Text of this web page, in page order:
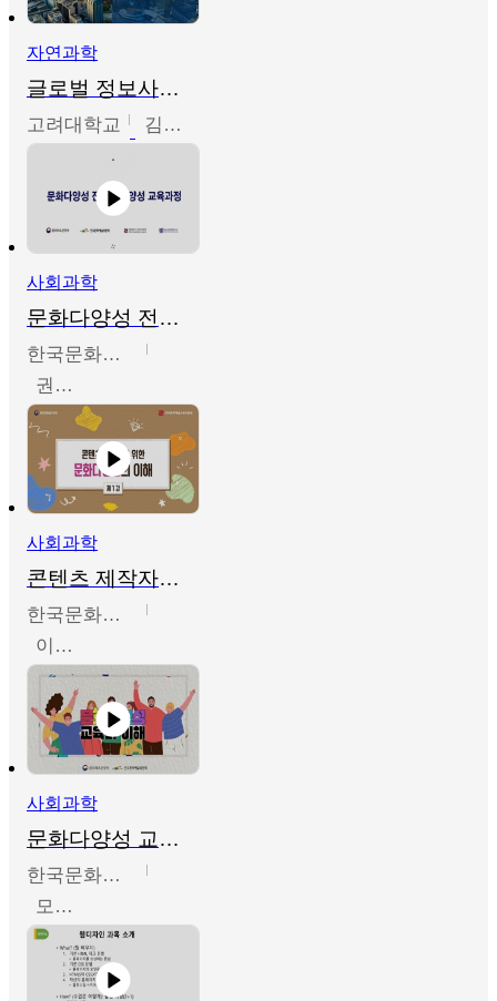
자연과학
글로벌 정보사회와 통계의 창의적 기능
고려대학교 김희영
사회과학
문화다양성 전문인력 양성 기본과정 - 문화다양성의 이해
한국문화예술교육진흥원
권숙인 외 8명
사회과학
콘텐츠 제작자를 위한 문화다양성의 이해
한국문화예술교육진흥원
이성민
사회과학
문화다양성 교육의 이해
한국문화예술교육진흥원
모경환,성상환,정문성